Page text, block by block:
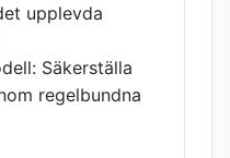
upplevda
Säkerställa
regelbundna